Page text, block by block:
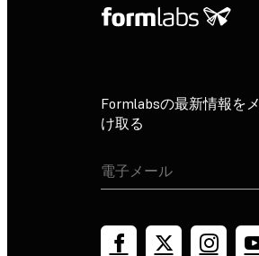
Formlabsの最新情報を
け取る